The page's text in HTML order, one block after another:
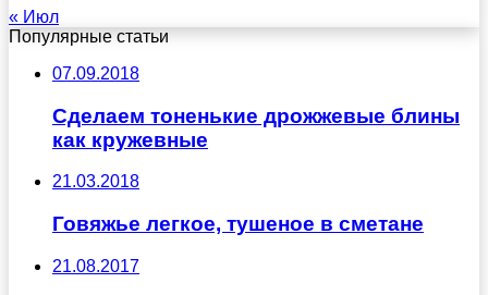
« Июл
Популярные статьи
07.09.2018
Сделаем тоненькие дрожжевые блины
как кружевные
21.03.2018
Говяжье легкое, тушеное в сметане
21.08.2017